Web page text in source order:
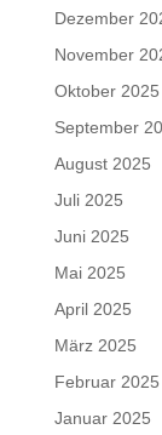
Dezember
November
Oktober 2025
September
August 2025
Juli 2025
Juni 2025
Mai 2025
April 2025
März 2025
Februar 2025
Januar 2025